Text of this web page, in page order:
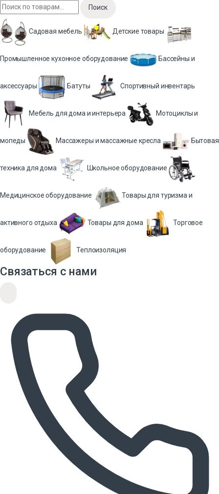
Поиск
Садовая мебель Детские товары
Промышленное кухонное оборудование Бассейны и
аксессуары Батуты Спортивный инвентарь
Мебель для дома и интерьера Мотоциклы и
мопеды Массажеры и массажные кресла Бытовая
техника для дома Школьное оборудование
Медицинское оборудование Товары для туризма и
активного отдыха Товары для дома Торговое
оборудование Теплоизоляция
Связаться с нами